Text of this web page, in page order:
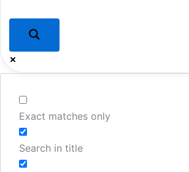
Exact matches only
Search in title